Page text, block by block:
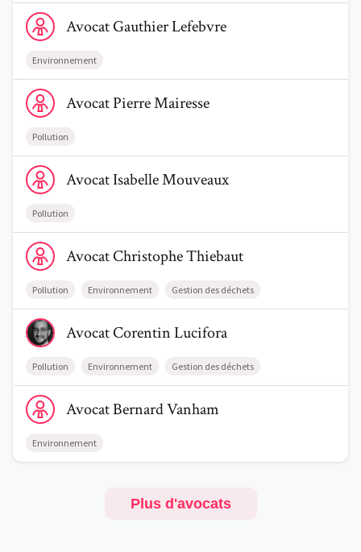
Voir le profil de AvocatGauthier Lefebvre
AvocatGauthierLefebvre
Environnement
Voir le profil de AvocatPierre Mairesse
AvocatPierreMairesse
Pollution
Voir le profil de AvocatIsabelle Mouveaux
AvocatIsabelleMouveaux
Pollution
Voir le profil de AvocatChristophe Thiebaut
AvocatChristopheThiebaut
Pollution Environnement Gestion des déchets
Voir le profil de AvocatCorentin Lucifora
AvocatCorentinLucifora
Pollution Environnement Gestion des déchets
Voir le profil de AvocatBernard Vanham
AvocatBernardVanham
Environnement
Plus d'avocats